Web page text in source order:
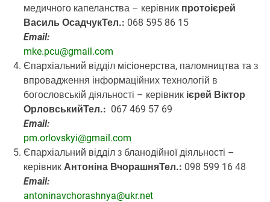
медичного капеланства – керівник протоієрей
Василь ОсадчукТел.: 068 595 86 15
Email:
mke.pcu@gmail.com
Єпархіальний відділ місіонерства, паломництва та з
впровадження інформаційних технологій в
богословській діяльності – керівник ієрей Віктор
ОрловськийТел.: 067 469 57 69
Email:
pm.orlovskyi@gmail.com
Єпархіальний відділ з бланодійної діяльності –
керівник Антоніна ВчорашняТел.: 098 599 16 48
Email:
antoninavchorashnya@ukr.net